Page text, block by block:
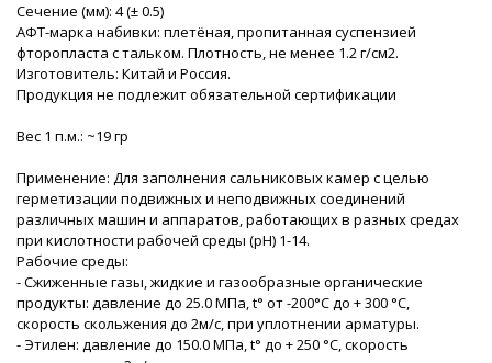
Сечение (мм): 4 (± 0.5)
АФТ-марка набивки: плетёная, пропитанная суспензией
фторопласта с тальком. Плотность, не менее 1.2 г/см2.
Изготовитель: Китай и Россия.
Продукция не подлежит обязательной сертификации
Вес 1 п.м.: ~19 гр
Применение: Для заполнения сальниковых камер с целью
герметизации подвижных и неподвижных соединений
различных машин и аппаратов, работающих в разных средах
при кислотности рабочей среды (pH) 1-14.
Рабочие среды:
- Сжиженные газы, жидкие и газообразные органические
продукты: давление до 25.0 МПа, t° от -200°С до + 300 °С,
скорость скольжения до 2м/с, при уплотнении арматуры.
- Этилен: давление до 150.0 МПа, t° до + 250 °С, скорость